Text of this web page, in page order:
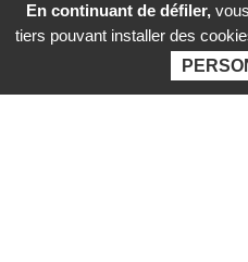
SIÈGE
51 rue
En continuant de défiler,
tiers pouvant installer des